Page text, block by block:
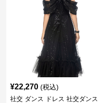
¥22,270 (税込)
社交 ダンス ドレス 社交ダンス